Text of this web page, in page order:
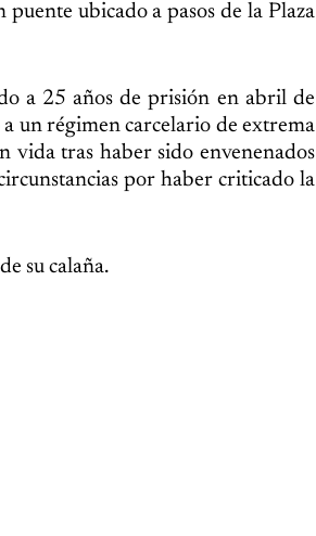
ubicado a pasos de la Plaza
a 25 años de prisión en abril de
un régimen carcelario de extrema
vida tras haber sido envenenados
por haber criticado la
su calaña.